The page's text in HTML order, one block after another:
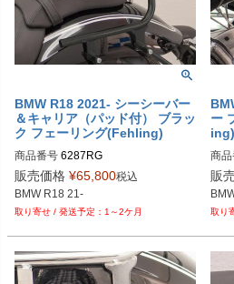
BMW R18 2021- シーシーバー
＆キャリア（パッド付） ブラッ
ク フェーリング(Fehling)
商品番号 6287RG
6287 RG
販売価格 ¥65,800税込
BMW R18 21-
1～2ケ月
ー
ing)
商
販